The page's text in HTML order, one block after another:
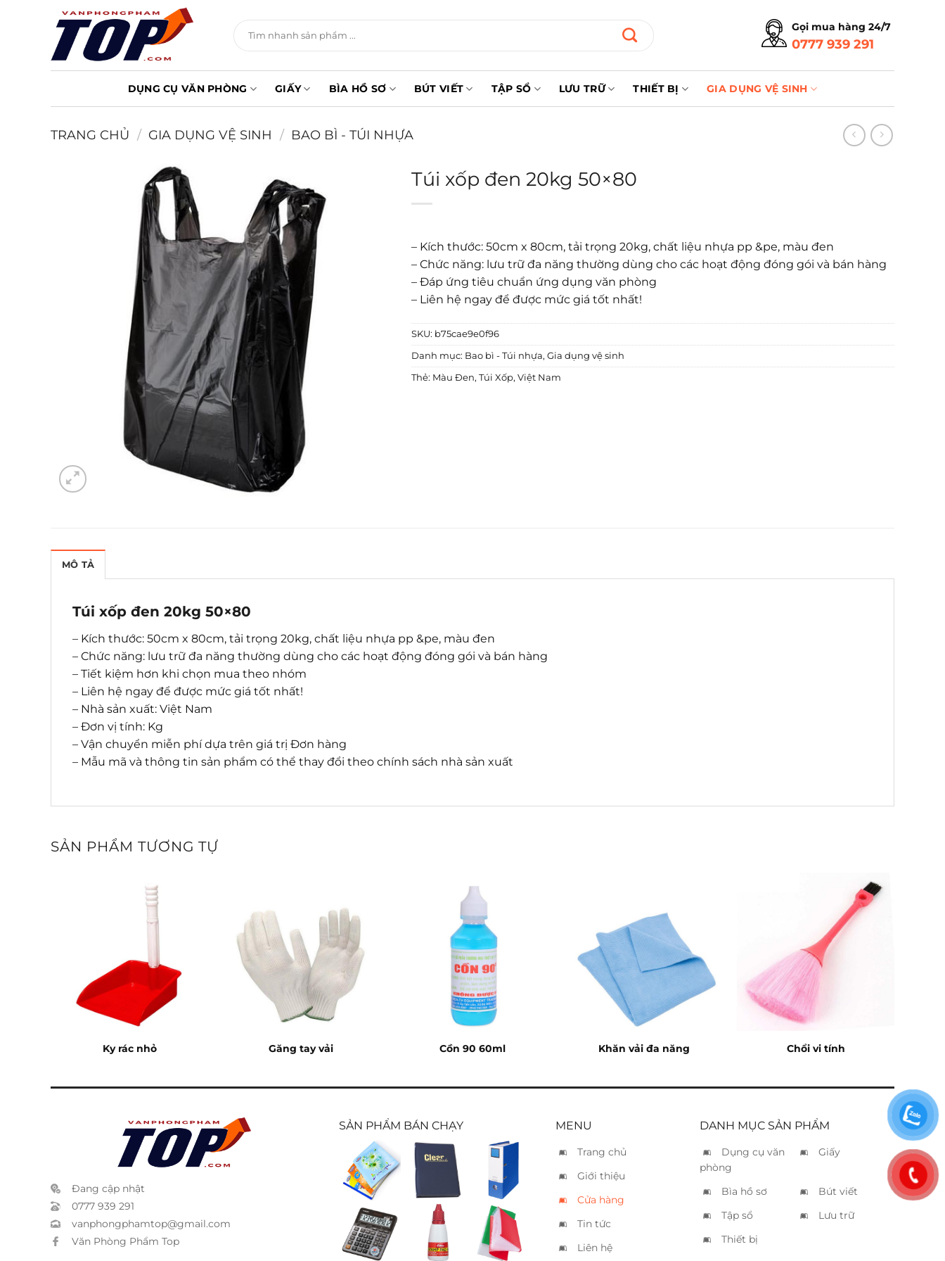
kiếm:
Gọi mua hàng 24/7
0777 939 291
DỤNG CỤ VĂN PHÒNG GIẤY BÌA HỒ SƠ BÚT VIẾT TẬP SỔ LƯU TRỮ THIẾT BỊ GIA DỤNG VỆ SINH
TRANG CHỦ / GIA DỤNG VỆ SINH / BAO BÌ - TÚI NHỰA
Túi xốp đen 20kg 50×80
– Kích thước: 50cm x 80cm, tải trọng 20kg, chất liệu nhựa pp &pe, màu đen
– Chức năng: lưu trữ đa năng thường dùng cho các hoạt động đóng gói và bán hàng
– Đáp ứng tiêu chuẩn ứng dụng văn phòng
– Liên hệ ngay để được mức giá tốt nhất!
SKU: b75cae9e0f96
Danh mục: Bao bì - Túi nhựa, Gia dụng vệ sinh
Thẻ: Màu Đen, Túi Xốp, Việt Nam
MÔ TẢ
Túi xốp đen 20kg 50×80
– Kích thước: 50cm x 80cm, tải trọng 20kg, chất liệu nhựa pp &pe, màu đen
– Chức năng: lưu trữ đa năng thường dùng cho các hoạt động đóng gói và bán hàng
– Tiết kiệm hơn khi chọn mua theo nhóm
– Liên hệ ngay để được mức giá tốt nhất!
– Nhà sản xuất: Việt Nam
– Đơn vị tính: Kg
– Vận chuyển miễn phí dựa trên giá trị Đơn hàng
– Mẫu mã và thông tin sản phẩm có thể thay đổi theo chính sách nhà sản xuất
SẢN PHẨM TƯƠNG TỰ
Ky rác nhỏ Găng tay vải Cồn 90 60ml Khăn vải đa năng Chổi vi tính
Đang cập nhật
0777 939 291
vanphongphamtop@gmail.com
Văn Phòng Phẩm Top
SẢN PHẨM BÁN CHẠY
Tập Hiệp
Phong
100 trang
Bìa còng
King Jim
A4 9cm –
2697
Casio GX-
120B
Mực dấu
Shiny đỏ
S62
Cặp hồ
sơ 12
ngăn
MENU
Trang chủ
Giới thiệu
Cửa hàng
Tin tức
Liên hệ
DANH MỤC SẢN PHẨM
Dụng cụ văn
phòng
Giấy
Bìa hồ sơ
Bút viết
Tập sổ
Lưu trữ
Thiết bị